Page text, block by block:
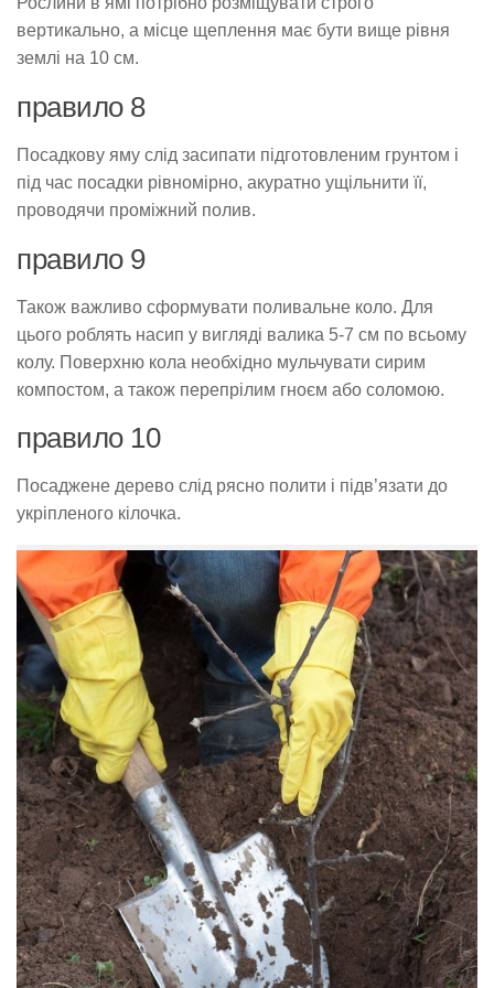
вертикально, а місце щеплення має бути вище рівня
землі на 10 см.
правило 8
Посадкову яму слід засипати підготовленим грунтом і
під час посадки рівномірно, акуратно ущільнити її,
проводячи проміжний полив.
правило 9
Також важливо сформувати поливальне коло. Для
цього роблять насип у вигляді валика 5-7 см по всьому
колу. Поверхню кола необхідно мульчувати сирим
компостом, а також перепрілим гноєм або соломою.
правило 10
Посаджене дерево слід рясно полити і підв’язати до
укріпленого кілочка.